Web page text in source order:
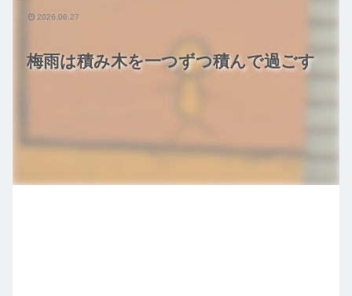
梅雨は積み木を一つずつ積んで過ごす
2026.06.27